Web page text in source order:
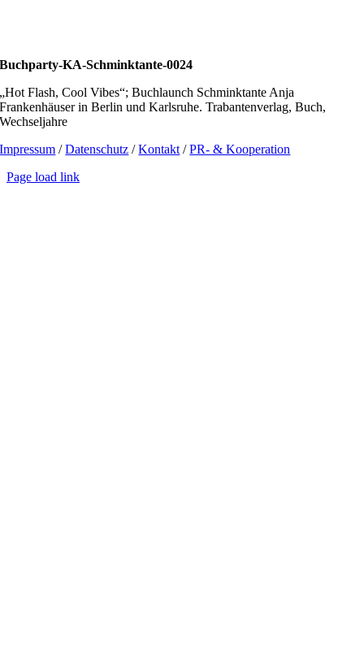
Buchparty-KA-Schminktante-0024
„Hot Flash, Cool Vibes“; Buchlaunch Schminktante Anja
Frankenhäuser in Berlin und Karlsruhe. Trabantenverlag, Buch,
Wechseljahre
Impressum /Datenschutz /Kontakt /PR- & Kooperation
Page load link